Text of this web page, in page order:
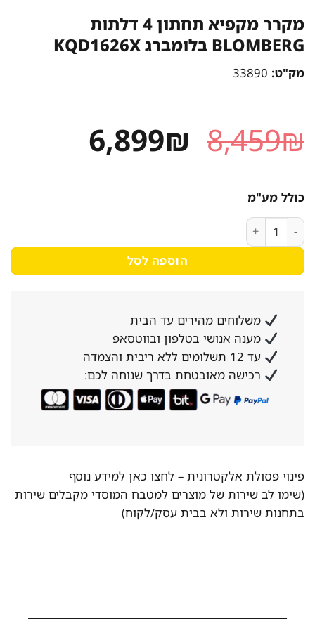
מקרר מקפיא תחתון 4 דלתות
BLOMBERG בלומברג KQD1626X
מק"ט:33890
8,459₪ המחיר
המקורי
6,899₪ המחיר
כולל מע"מ
כמות של מקרר מקפיא תחתון 4 דלתות BLOMBERG בלומברג KQD1626X
הוספה לסל
משלוחים מהירים עד הבית
מענה אנושי בטלפון ובווטסאפ
עד 12 תשלומים ללא ריבית והצמדה
רכישה מאובטחת בדרך שנוחה לכם:
פינוי פסולת אלקטרונית –לחצו כאן למידע נוסף
(שימו לב שירות של מוצרים למטבח המוסדי מקבלים שירות
בתחנות שירות ולא בבית עסק/לקוח)